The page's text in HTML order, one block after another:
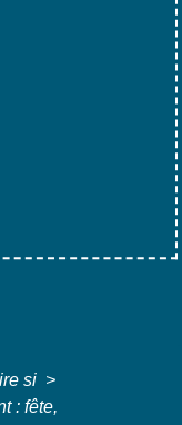
si >
: fête,